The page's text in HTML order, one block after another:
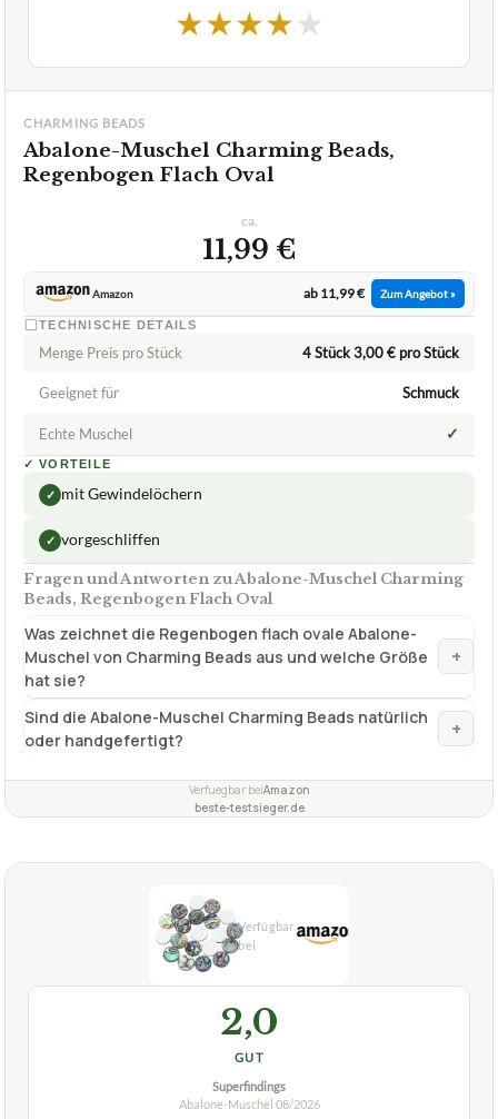
★★★★★
CHARMING BEADS
Abalone-Muschel Charming Beads,
Regenbogen Flach Oval
ca.
11,99 €
Amazon ab 11,99 € Zum Angebot »
TECHNISCHE DETAILS
Menge Preis pro Stück 4 Stück 3,00 € pro Stück
Geeignet für Schmuck
Echte Muschel ✓
✓ VORTEILE
✓ mit Gewindelöchern
✓ vorgeschliffen
Fragen und Antworten zu Abalone-Muschel Charming
Beads, Regenbogen Flach Oval
Was zeichnet die Regenbogen flach ovale Abalone-
Muschel von Charming Beads aus und welche Größe
hat sie?
+
Sind die Abalone-Muschel Charming Beads natürlich
oder handgefertigt?
+
Verfuegbar beiAmazon
beste-testsieger.de
2,0
GUT
Superfindings
Abalone-Muschel 08/2026